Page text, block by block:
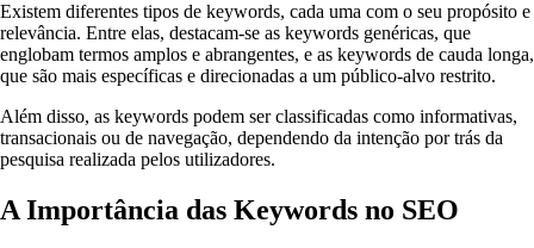
Existem diferentes tipos de keywords, cada uma com o seu propósito e
relevância. Entre elas, destacam-se as keywords genéricas, que
englobam termos amplos e abrangentes, e as keywords de cauda longa,
que são mais específicas e direcionadas a um público-alvo restrito.
Além disso, as keywords podem ser classificadas como informativas,
transacionais ou de navegação, dependendo da intenção por trás da
pesquisa realizada pelos utilizadores.
A Importância das Keywords no SEO